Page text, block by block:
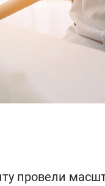
провели